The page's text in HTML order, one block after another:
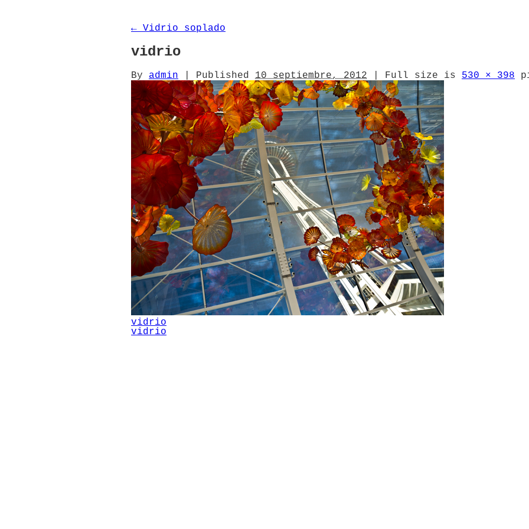
← Vidrio soplado
vidrio
By admin Published 10 septiembre, 2012 Full size is 530 × 398
vidrio
vidrio